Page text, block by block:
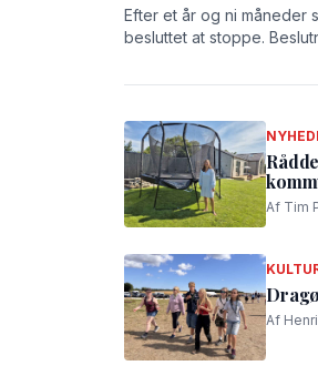
Efter et år og ni måneder
besluttet at stoppe.
Af Tim
Af